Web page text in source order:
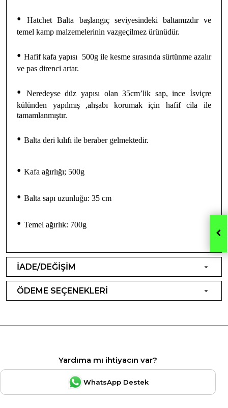
•Hatchet Balta başlangıç seviyesindeki baltamızdır ve
temel kamp malzemelerinin vazgeçilmez ürünüdür.
•Hafif kafa yapısı 500g ile kesme sırasında sürtünme azalır
ve pas direnci artar.
•
Neredeyse düz yapısı olan 35cm’lik sap, ince İsviçre
külünden yapılmış ,ahşabı korumak için hafif cila ile
tamamlanmıştır.
• Balta deri kılıfı ile beraber gelmektedir.
• Kafa ağırlığı; 500g
• Balta sapı uzunluğu: 35 cm
• Temel ağırlık: 700g
İADE/DEĞİŞİM
ÖDEME SEÇENEKLERİ
Yardıma mı ihtiyacın var?
WhatsApp Destek